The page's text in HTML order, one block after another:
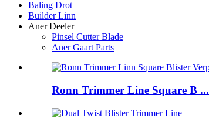
Baling Drot
Builder Linn
Aner Deeler
Pinsel Cutter Blade
Aner Gaart Parts
Ronn Trimmer Line Square B ...